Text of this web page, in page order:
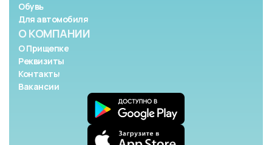
О КОМПАНИИ
О Прищепке
Реквизиты
Контакты
Вакансии
Обувь
Для автомобиля